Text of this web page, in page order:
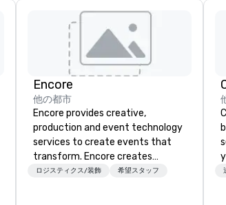
Encore
他の都市
Encore provides creative,
production and event technology
services to create events that
transform. Encore creates
memorable event experiences
ロジスティクス/装飾 希望スタッフ